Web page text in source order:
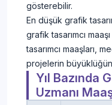
gösterebilir.
En düşük grafik
grafik tasarımcı
tasarımcı maaşları,
projelerin
Yıl Bazında
Uzmanı